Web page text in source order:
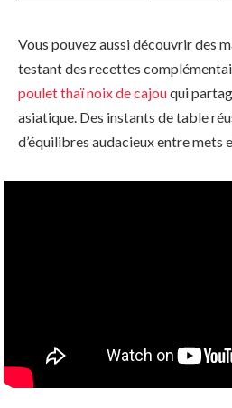
Vous pouvez aussi découvrir des
testant des recettes
poulet thaï noix de cajouqui
asiatique. Des instants de table
d’équilibres audacieux entre mets